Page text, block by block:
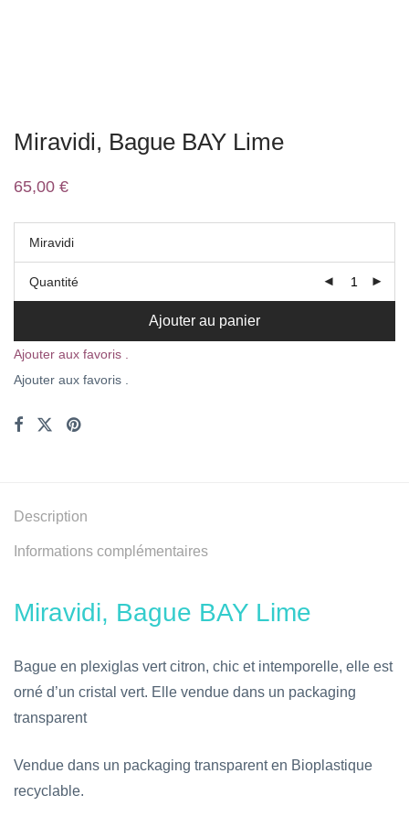
Miravidi, Bague BAY Lime
65,00 €
Miravidi
Quantité
Ajouter au panier
Ajouter aux favoris .
Ajouter aux favoris .
Description
Informations complémentaires
Miravidi, Bague BAY Lime
Bague en plexiglas vert citron, chic et intemporelle, elle est
orné d’un cristal vert. Elle vendue dans un packaging
transparent
Vendue dans un packaging transparent en Bioplastique
recyclable.